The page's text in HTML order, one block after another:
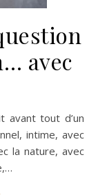
avec
intime, avec
la nature, avec